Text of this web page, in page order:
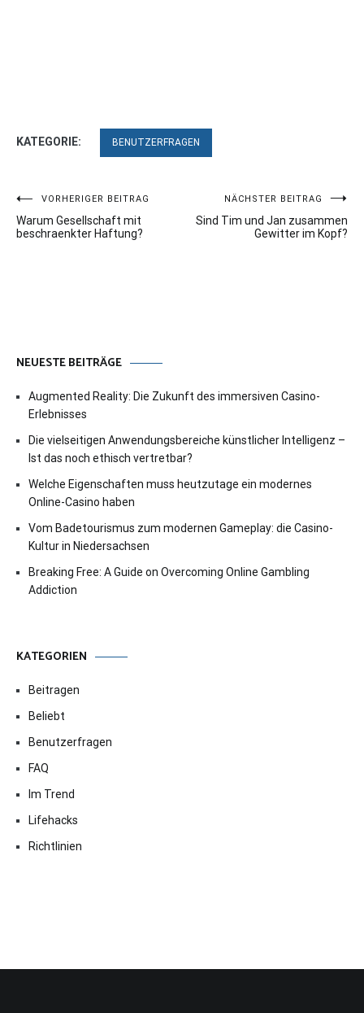
KATEGORIE: BENUTZERFRAGEN
Beitragsnavigation
VORHERIGER BEITRAG
Warum Gesellschaft mit
beschraenkter Haftung?
NÄCHSTER BEITRAG
Sind Tim und Jan zusammen
Gewitter im Kopf?
NEUESTE BEITRÄGE
Augmented Reality: Die Zukunft des immersiven Casino-
Erlebnisses
Die vielseitigen Anwendungsbereiche künstlicher Intelligenz –
Ist das noch ethisch vertretbar?
Welche Eigenschaften muss heutzutage ein modernes
Online-Casino haben
Vom Badetourismus zum modernen Gameplay: die Casino-
Kultur in Niedersachsen
Breaking Free: A Guide on Overcoming Online Gambling
Addiction
KATEGORIEN
Beitragen
Beliebt
Benutzerfragen
FAQ
Im Trend
Lifehacks
Richtlinien